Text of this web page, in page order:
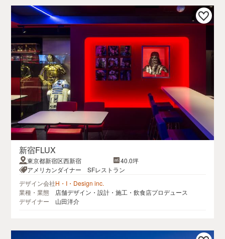
新宿FLUX
東京都新宿区西新宿
40.0坪
アメリカンダイナー SFレストラン
デザイン会社H・I・Design inc.
業種・業態
店舗デザイン・設計・施工・飲食店プロデュース
デザイナー
山田洋介